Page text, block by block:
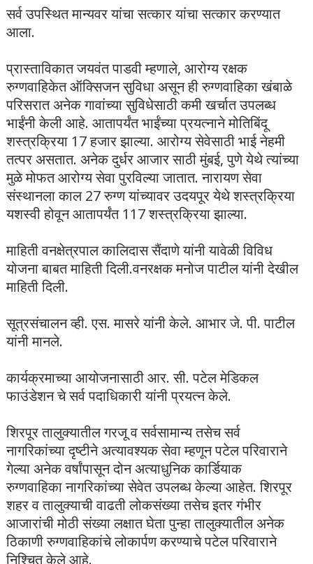
सर्व उपस्थित मान्यवर यांचा सत्कार यांचा सत्कार करण्यात
आला.
प्रास्ताविकात जयवंत पाडवी म्हणाले, आरोग्य रक्षक
रुग्णवाहिकेत ऑक्सिजन सुविधा असून ही रुग्णवाहिका खंबाळे
परिसरात अनेक गावांच्या सुविधेसाठी कमी खर्चात उपलब्ध
भाईंनी केली आहे. आतापर्यंत भाईंच्या प्रयत्नाने मोतिबिंदू
शस्त्रक्रिया 17 हजार झाल्या. आरोग्य सेवेसाठी भाई नेहमी
तत्पर असतात. अनेक दुर्धर आजार साठी मुंबई, पुणे येथे त्यांच्या
मुळे मोफत आरोग्य सेवा पुरविल्या जातात. नारायण सेवा
संस्थानला काल 27 रुग्ण यांच्यावर उदयपूर येथे शस्त्रक्रिया
यशस्वी होवून आतापर्यंत 117 शस्त्रक्रिया झाल्या.
माहिती वनक्षेत्रपाल कालिदास सैंदाणे यांनी यावेळी विविध
योजना बाबत माहिती दिली.वनरक्षक मनोज पाटील यांनी देखील
माहिती दिली.
सूत्रसंचालन व्ही. एस. मासरे यांनी केले. आभार जे. पी. पाटील
यांनी मानले.
कार्यक्रमाच्या आयोजनासाठी आर. सी. पटेल मेडिकल
फाउंडेशन चे सर्व पदाधिकारी यांनी प्रयत्न केले.
शिरपूर तालुक्यातील गरजू व सर्वसामान्य तसेच सर्व
नागरिकांच्या दृष्टीने अत्यावश्यक सेवा म्हणून पटेल परिवाराने
गेल्या अनेक वर्षांपासून दोन अत्याधुनिक कार्डियाक
रुग्णवाहिका नागरिकांच्या सेवेत उपलब्ध केल्या आहेत. शिरपूर
शहर व तालुक्याची वाढती लोकसंख्या तसेच इतर गंभीर
आजारांची मोठी संख्या लक्षात घेता पुन्हा तालुक्यातील अनेक
ठिकाणी रुग्णवाहिकांचे लोकार्पण करण्याचे पटेल परिवाराने
निश्चित केले आहे.